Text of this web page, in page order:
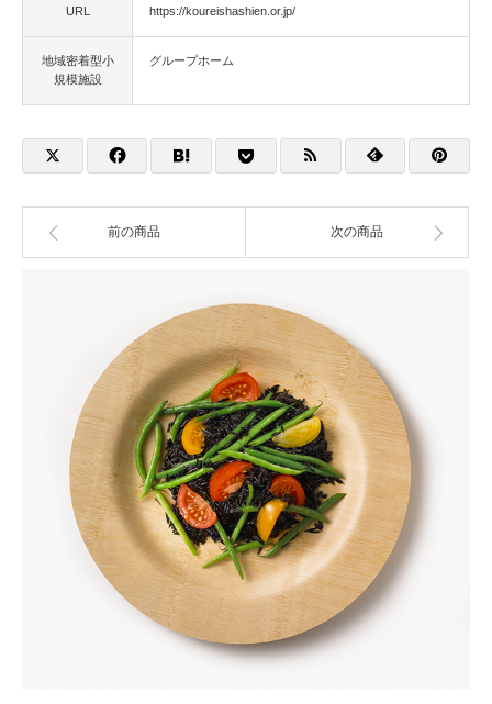
URL https://koureishashien.or.jp/
地域密着型小
規模施設
グループホーム
前の商品 次の商品